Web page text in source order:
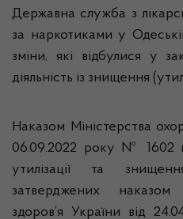
Державна служба з
за наркотиками у
зміни, які відбулися у
діяльність із знищення
Наказом Міністерства
06.09.2022 року № 1602
утилізації та
затверджених наказом
здоров’я України від